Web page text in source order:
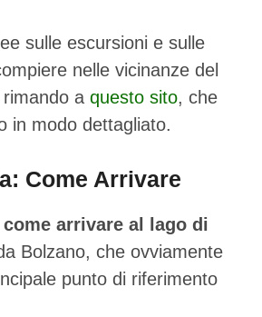
sulle escursioni e sulle
nelle vicinanze del
a questo sito, che
in modo dettagliato.
Come Arrivare
come arrivare al lago di
Bolzano, che ovviamente
punto di riferimento